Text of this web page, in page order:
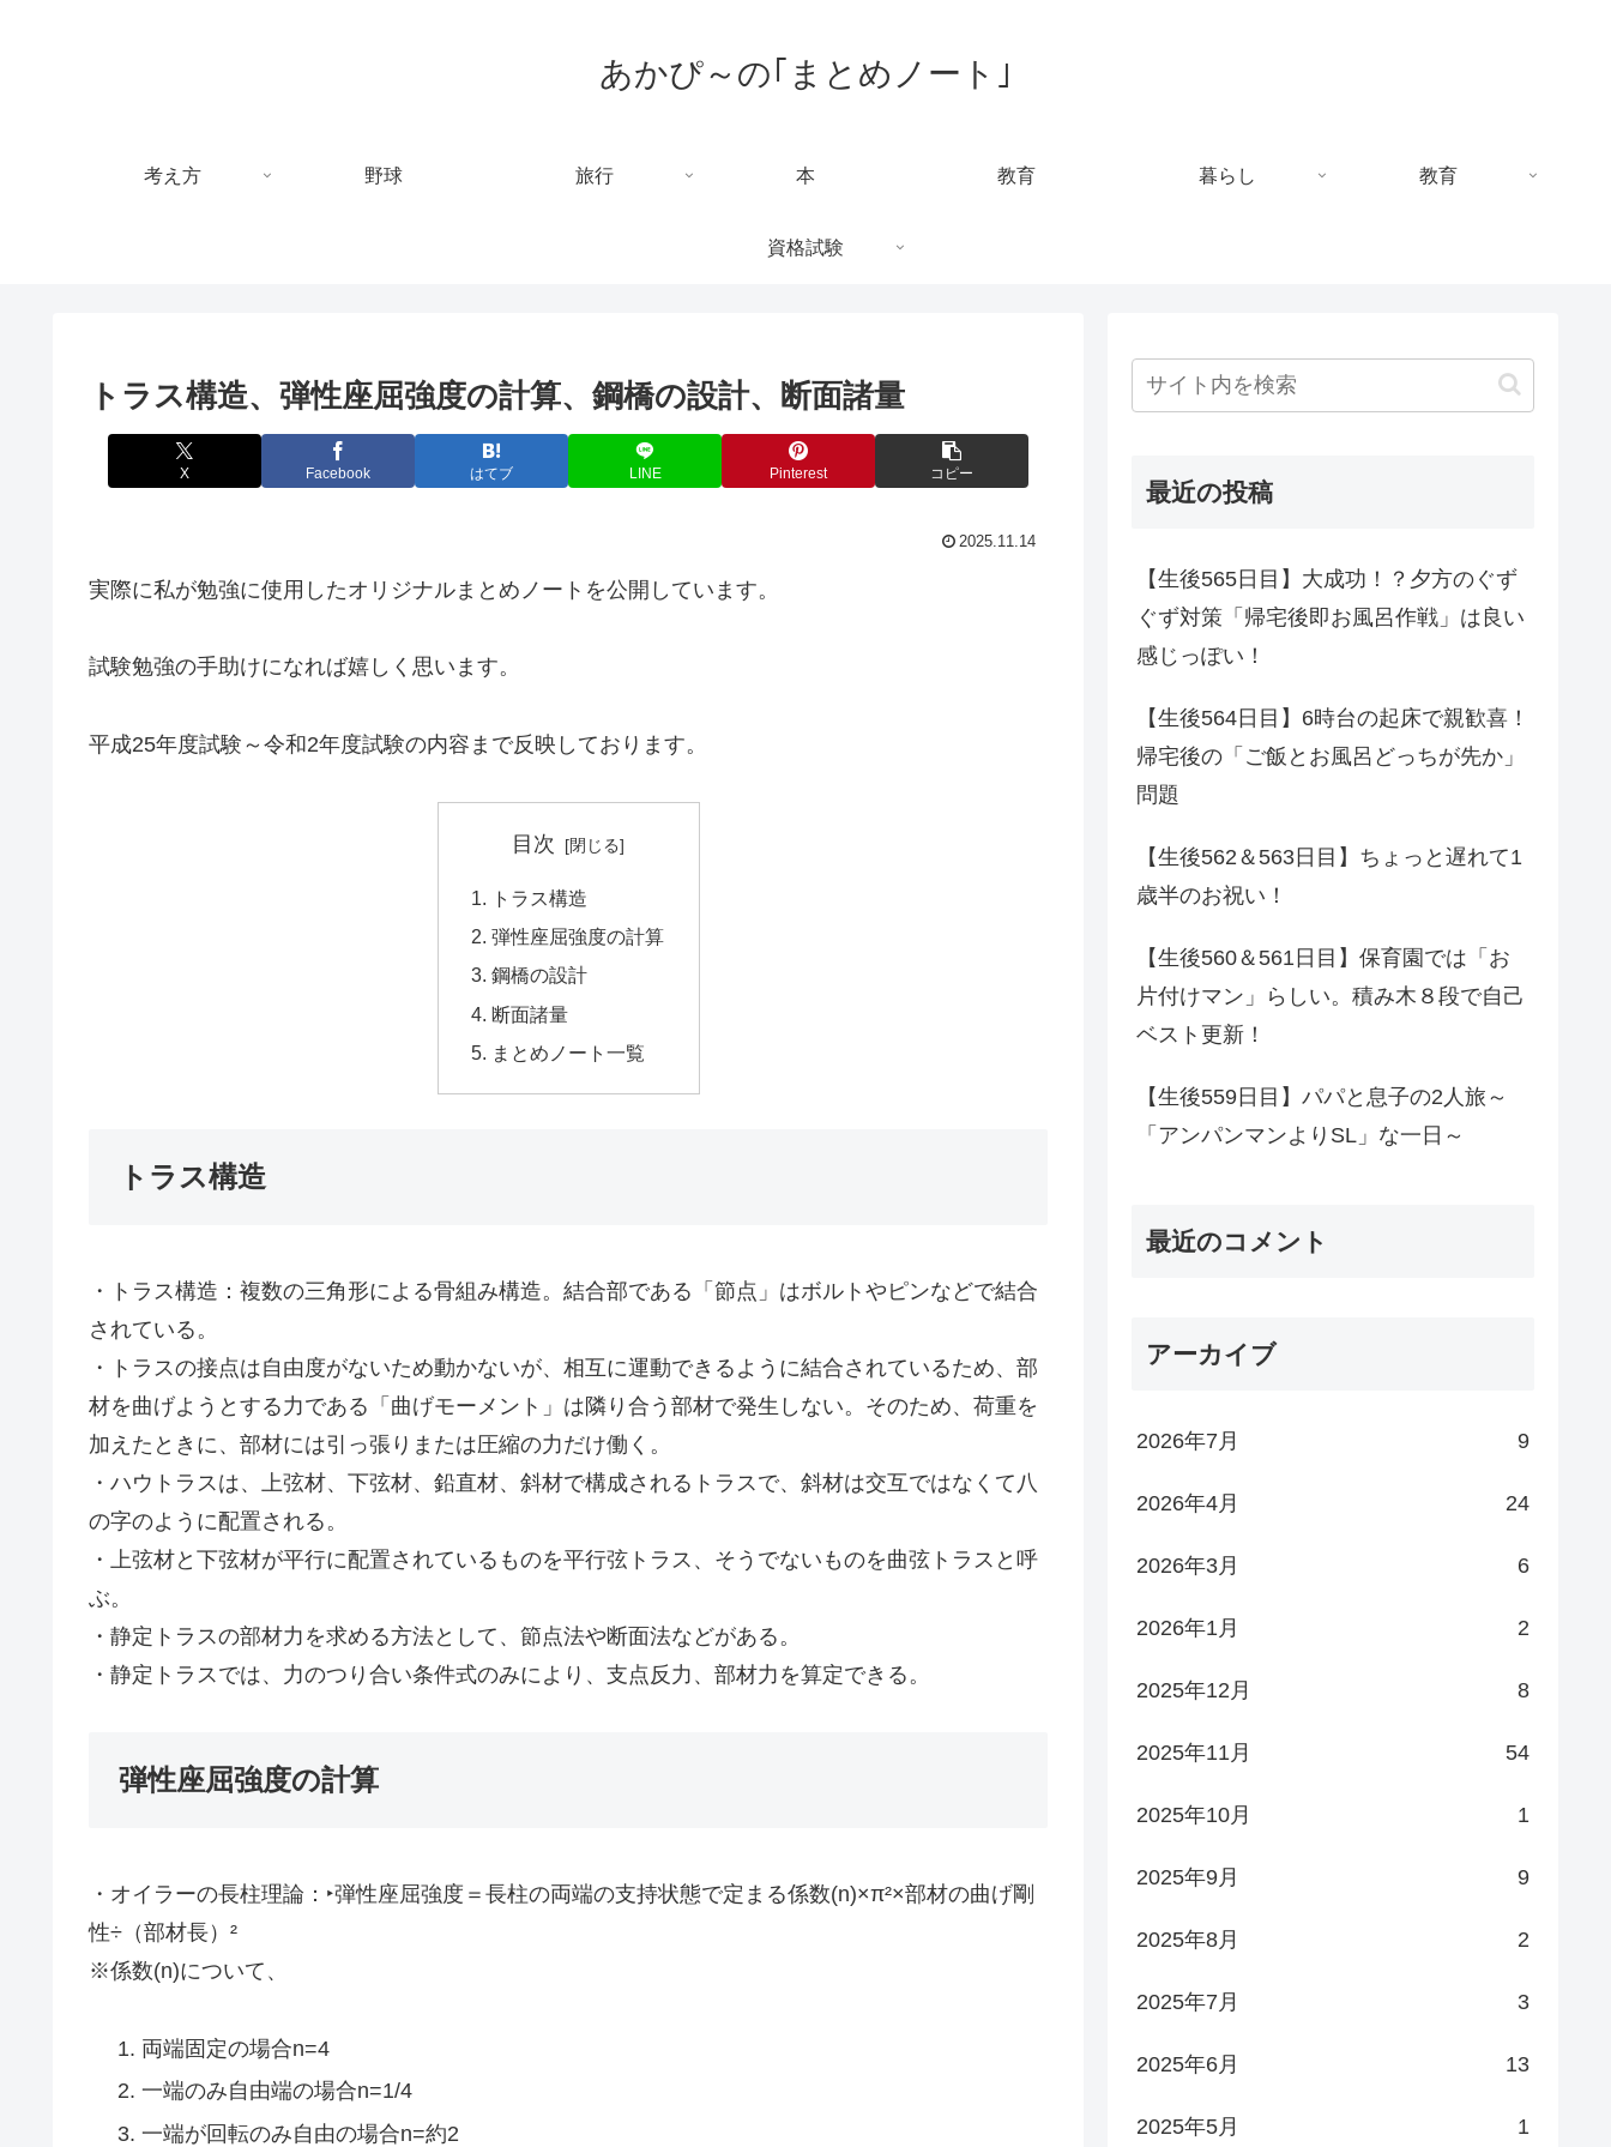
あかぴ～の｢まとめノート｣
考え方 野球 旅行 本 教育 暮らし 教育
資格試験
トラス構造、弾性座屈強度の計算、鋼橋の設計、断面諸量
X Facebook はてブ LINE Pinterest コピー
2025.11.14
実際に私が勉強に使用したオリジナルまとめノートを公開しています。
試験勉強の手助けになれば嬉しく思います。
平成25年度試験～令和2年度試験の内容まで反映しております。
目次
トラス構造
弾性座屈強度の計算
鋼橋の設計
断面諸量
まとめノート一覧
トラス構造
・トラス構造：複数の三角形による骨組み構造。結合部である「節点」はボルトやピンなどで結合
されている。
・トラスの接点は自由度がないため動かないが、相互に運動できるように結合されているため、部
材を曲げようとする力である「曲げモーメント」は隣り合う部材で発生しない。そのため、荷重を
加えたときに、部材には引っ張りまたは圧縮の力だけ働く。
・ハウトラスは、上弦材、下弦材、鉛直材、斜材で構成されるトラスで、斜材は交互ではなくて八
の字のように配置される。
・上弦材と下弦材が平行に配置されているものを平行弦トラス、そうでないものを曲弦トラスと呼
ぶ。
・静定トラスの部材力を求める方法として、節点法や断面法などがある。
・静定トラスでは、力のつり合い条件式のみにより、支点反力、部材力を算定できる。
弾性座屈強度の計算
・オイラーの長柱理論：‣弾性座屈強度＝長柱の両端の支持状態で定まる係数(n)×π²×部材の曲げ剛
性÷（部材長）²
※係数(n)について、
両端固定の場合n=4
一端のみ自由端の場合n=1/4
一端が回転のみ自由の場合n=約2
最近の投稿
【生後565日目】大成功！？夕方のぐず
ぐず対策「帰宅後即お風呂作戦」は良い
感じっぽい！
【生後564日目】6時台の起床で親歓喜！
帰宅後の「ご飯とお風呂どっちが先か」
問題
【生後562＆563日目】ちょっと遅れて1
歳半のお祝い！
【生後560＆561日目】保育園では「お
片付けマン」らしい。積み木８段で自己
ベスト更新！
【生後559日目】パパと息子の2人旅～
「アンパンマンよりSL」な一日～
最近のコメント
アーカイブ
2026年7月 9
2026年4月 24
2026年3月 6
2026年1月 2
2025年12月 8
2025年11月 54
2025年10月 1
2025年9月 9
2025年8月 2
2025年7月 3
2025年6月 13
2025年5月 1